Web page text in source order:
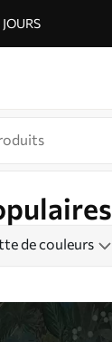
de couleurs